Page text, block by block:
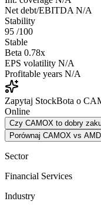
Net debt/EBITDA N/A
Stability
95 /100
Stable
Beta 0.78x
EPS volatility N/A
Profitable years N/A
Zapytaj StockBota o
Online
Czy CAMOX to dobry
Porównaj CAMOX vs AMD
Sector
Financial Services
Industry